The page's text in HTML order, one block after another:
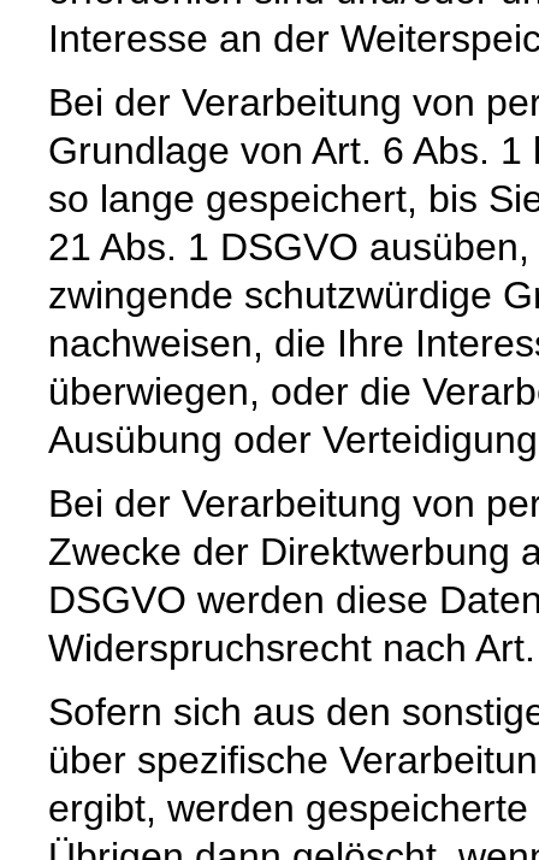
Interesse an der
Bei der Verarbeitung von
Grundlage von Art. 6 Abs.
so lange gespeichert, bis
21 Abs. 1 DSGVO
zwingende schutzwürdige
nachweisen, die Ihre
überwiegen, oder die
Ausübung oder
Bei der Verarbeitung von
Zwecke der Direktwerbung
DSGVO werden diese
Widerspruchsrecht nach
Sofern sich aus den
über spezifische
ergibt, werden